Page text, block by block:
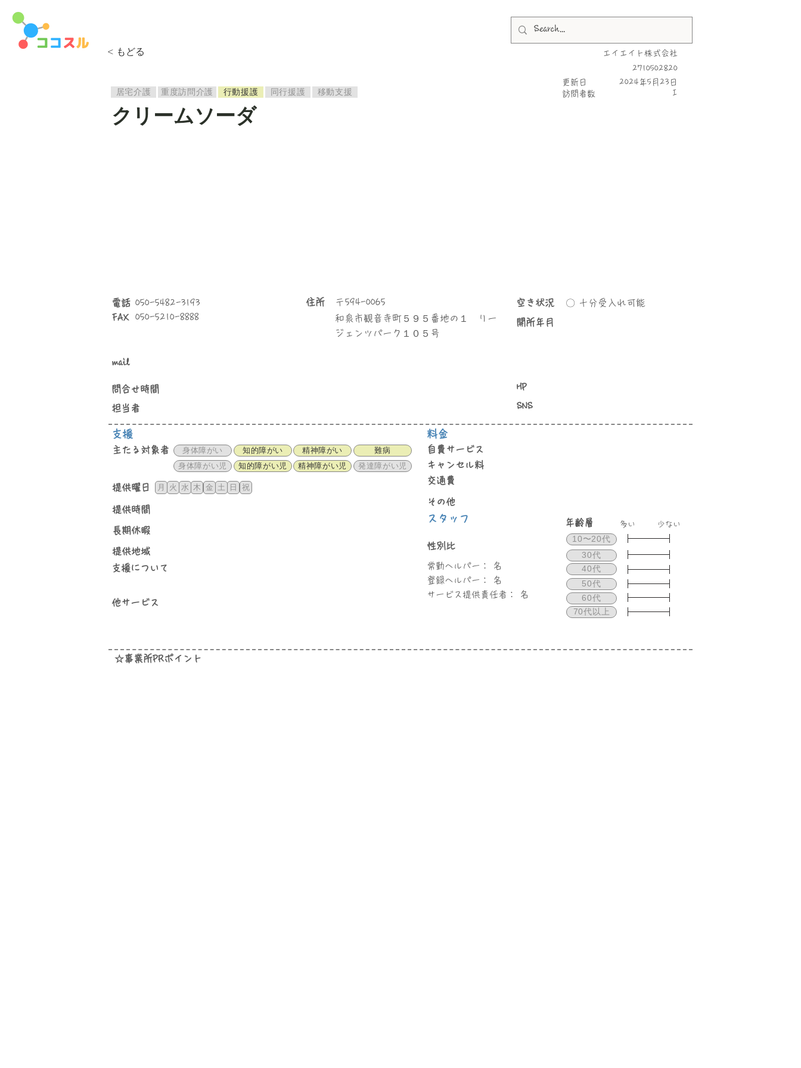
< もどる
居宅介護 重度訪問介護 行動援護 同行援護 移動支援
エイエイト株式会社
2710502820
更新日
2024年5月23日
​訪問者数
I
クリームソーダ
​電話 050-5482-3193
FAX
050-5210-8888
mail
住所 594-0065
〒
和泉市観音寺町５９５番地の１ リー
ジェンツパーク１０５号
問合せ時間
​担当者
空き状況 〇 十分受入れ可能
​開所年月
HP
SNS
支援
主たる対象者 身体障がい 知的障がい 精神障がい
難病
身体障がい児
知的障がい児 精神障がい児 発達障がい児
​提供曜日 月 火 水 木 金 土 日 祝
提供時間
長期休暇
提供地域
​支援について
他サービス
料金
自費サービス
キャンセル料
交通費
その他
スタッフ
性別比
常勤ヘルパー： 名
登録ヘルパー： 名
サービス提供責任者： 名
年齢層 ​多い 少ない
10〜20代
30代
40代
50代
60代
70代以上
☆事業所PRポイント